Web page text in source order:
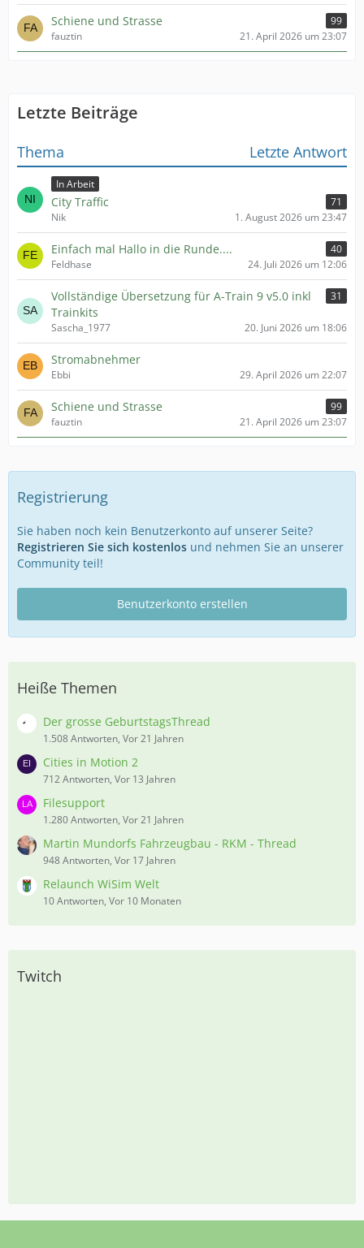
Schiene und Strasse
99
fauztin
21. April 2026 um 23:07
Letzte Beiträge
Thema Letzte Antwort
In Arbeit
City Traffic
71
Nik
1. August 2026 um 23:47
Einfach mal Hallo in die Runde....
40
Feldhase
24. Juli 2026 um 12:06
Vollständige Übersetzung für A-Train 9 v5.0 inkl
Trainkits
31
Sascha_1977 20. Juni 2026 um 18:06
Stromabnehmer
Ebbi 29. April 2026 um 22:07
Schiene und Strasse
99
fauztin
21. April 2026 um 23:07
Registrierung
Sie haben noch kein Benutzerkonto auf unserer Seite?
Registrieren Sie sich kostenlos und nehmen Sie an unserer
Community teil!
Benutzerkonto erstellen
Heiße Themen
Der grosse GeburtstagsThread
1.508 Antworten, Vor 21 Jahren
Cities in Motion 2
712 Antworten, Vor 13 Jahren
Filesupport
1.280 Antworten, Vor 21 Jahren
Martin Mundorfs Fahrzeugbau - RKM - Thread
948 Antworten, Vor 17 Jahren
Relaunch WiSim Welt
10 Antworten, Vor 10 Monaten
Twitch